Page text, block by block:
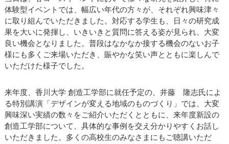
体験型イベントでは、幅広い年代の方々が、それぞれ興味津々
に取り組んでいただきました。対応する学生も、日々の研究成
果を大いに発揮し、いきいきと質問に答える姿が見られ、大変
良い機会となりました。普段はなかなか接する機会のないお子
様にも多くご来場いただき、賑やかな笑い声とともに楽しんで
いただけた様子でした。
来年度、香川大学 創造工学部に就任予定の、井藤 隆志氏によ
る特別講演「デザインが変える地域のものづくり」では、大変
興味深い実績の数々をご紹介いただくとともに、来年度新設の
創造工学部について、具体的な事例を交え分かりやすくお話し
いただきました。多くの高校生のみなさまにもご聴講いただ